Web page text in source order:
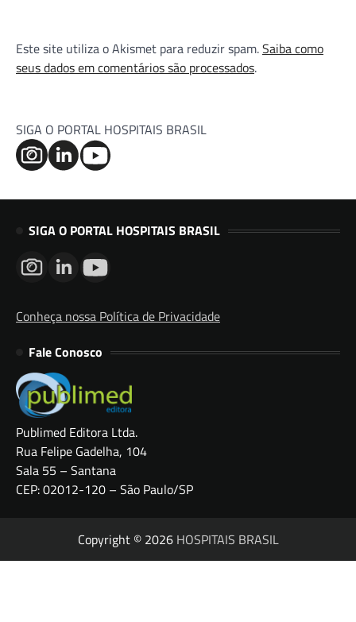
Este site utiliza o Akismet para reduzir spam.Saiba como
seus dados em comentários são processados.
SIGA O PORTAL HOSPITAIS BRASIL
SIGA O PORTAL HOSPITAIS BRASIL
Conheça nossa Política de Privacidade
Fale Conosco
Publimed Editora Ltda.
Rua Felipe Gadelha, 104
Sala 55 – Santana
CEP: 02012-120 – São Paulo/SP
Copyright © 2026 HOSPITAIS BRASIL